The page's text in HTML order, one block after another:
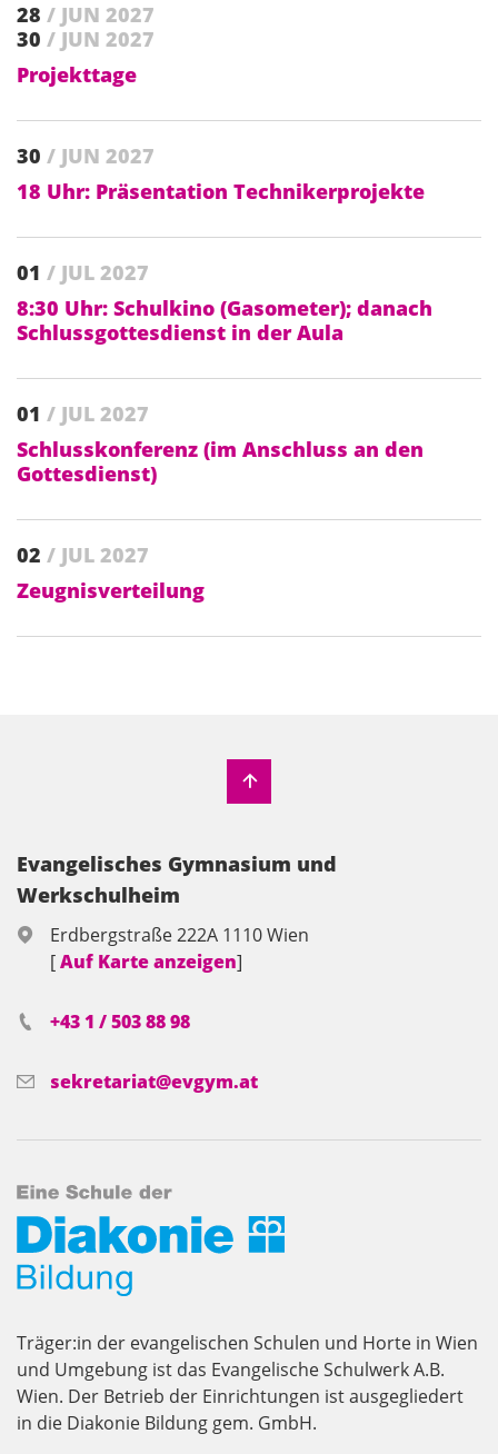
28 / JUN 2027
30 / JUN 2027
Projekttage
30 / JUN 2027
18 Uhr: Präsentation Technikerprojekte
01 / JUL 2027
8:30 Uhr: Schulkino (Gasometer); danach
Schlussgottesdienst in der Aula
01 / JUL 2027
Schlusskonferenz (im Anschluss an den
Gottesdienst)
02 / JUL 2027
Zeugnisverteilung
Evangelisches Gymnasium und
Werkschulheim
Erdbergstraße 222A 1110 Wien
[Auf Karte anzeigen]
+43 1 / 503 88 98
sekretariat@evgym.at
Träger:in der evangelischen Schulen und Horte in Wien
und Umgebung ist das Evangelische Schulwerk A.B.
Wien. Der Betrieb der Einrichtungen ist ausgegliedert
in die Diakonie Bildung gem. GmbH.